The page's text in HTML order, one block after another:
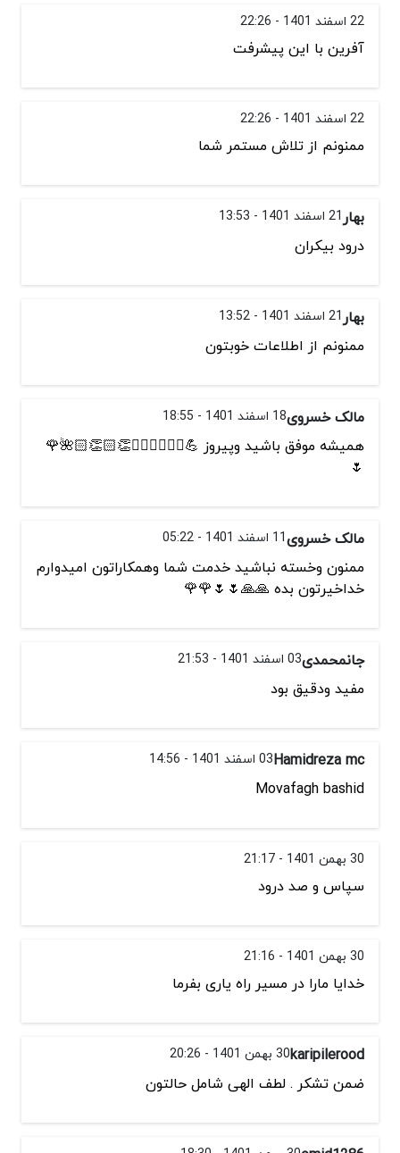
22 اسفند 1401 - 22:26
آفرین با این پیشرفت
22 اسفند 1401 - 22:26
ممنونم از تلاش مستمر شما
بهار21 اسفند 1401 - 13:53
درود بیکران
بهار21 اسفند 1401 - 13:52
ممنونم از اطلاعات خوبتون
مالک خسروی18 اسفند 1401 - 18:55
همیشه موفق باشید وپیروز 💪✌🏻✌🏻✌🏻👏🏻👏🏻🌺🌹
🌷
مالک خسروی11 اسفند 1401 - 05:22
ممنون وخسته نباشید خدمت شما وهمکاراتون امیدوارم
خداخیرتون بده 🙏🙏🌷🌷🌹🌹
جانمحمدی03 اسفند 1401 - 21:53
مفید ودقیق بود
Hamidreza mc03 اسفند 1401 - 14:56
Movafagh bashid
30 بهمن 1401 - 21:17
سپاس و صد درود
30 بهمن 1401 - 21:16
خدایا مارا در مسیر راه یاری بفرما
karipilerood30 بهمن 1401 - 20:26
ضمن تشکر . لطف الهی شامل حالتون